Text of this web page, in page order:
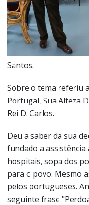
Santos.
Sobre o tema referiu
Portugal, Sua Alteza
Rei D. Carlos.
Deu a saber da sua
fundado a
hospitais, sopa dos
para o povo. Mesmo
pelos portugueses.
seguinte frase